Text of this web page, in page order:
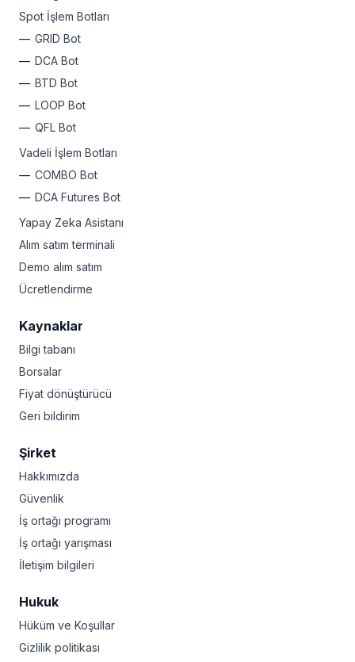
Neden Bitsgap’i denemiyorsunuz?
borsaya tek bir yerden erişin, pasif kârlar için otomatik
işlem botlarını serbest bırakın, kazançları kilitlemek
ve kayıpları sınırlamak için gelişmiş araçları kullanın, uzun
Tarzınız ne olursa olsun, Bitsgap kripto zenginliklerine
açılan kapınızdır.
Spot İşlem Botları
GRID Bot
DCA Bot
BTD Bot
LOOP Bot
QFL Bot
Vadeli İşlem Botları
COMBO Bot
DCA Futures Bot
Yapay Zeka Asistanı
Alım satım terminali
Demo alım satım
Ücretlendirme
Kaynaklar
Bilgi tabanı
Borsalar
Fiyat dönüştürücü
Geri bildirim
Şirket
Hakkımızda
Güvenlik
İş ortağı programı
İş ortağı yarışması
İletişim bilgileri
Hukuk
Hüküm ve Koşullar
Gizlilik politikası